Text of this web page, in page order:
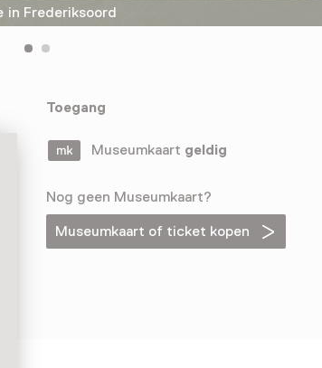
in Frederiksoord
Toegang
Museumkaart geldig
Nog geen Museumkaart?
Museumkaart of ticket kopen